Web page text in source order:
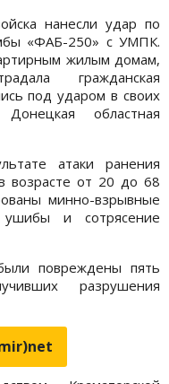
нанесли удар по
«ФАБ-250» с УМПК.
жилым домам,
гражданская
под ударом в своих
Донецкая областная
атаки ранения
возрасте от 20 до 68
минно-взрывные
ушибы и сотрясение
повреждены пять
разрушения